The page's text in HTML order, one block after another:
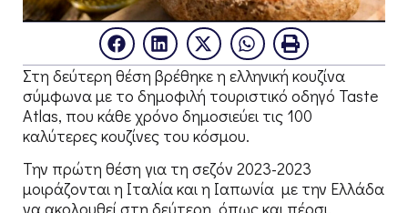
Στη δεύτερη θέση βρέθηκε η ελληνική κουζίνα
σύμφωνα με το δημοφιλή τουριστικό οδηγό Taste
Atlas, που κάθε χρόνο δημοσιεύει τις 100
καλύτερες κουζίνες του κόσμου.
Την πρώτη θέση για τη σεζόν 2023-2023
μοιράζονται η Ιταλία και η Ιαπωνία με την Ελλάδα